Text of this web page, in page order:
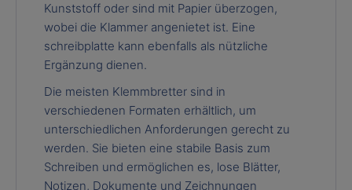
Kunststoff oder sind mit Papier überzogen,
wobei die Klammer angenietet ist. Eine
schreibplatte kann ebenfalls als nützliche
Ergänzung dienen.
Die meisten Klemmbretter sind in
verschiedenen Formaten erhältlich, um
unterschiedlichen Anforderungen gerecht zu
werden. Sie bieten eine stabile Basis zum
Schreiben und ermöglichen es, lose Blätter,
Notizen, Dokumente und Zeichnungen